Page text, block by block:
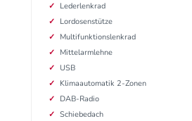
Lederlenkrad
Lordosenstütze
Multifunktionslenkrad
Mittelarmlehne
USB
Klimaautomatik 2-Zonen
DAB-Radio
Schiebedach